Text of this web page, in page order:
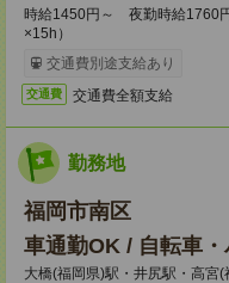
時給1450円～ 夜勤時給1760
×15h）
交通費別途支給あり
交通費 交通費全額支給
勤務地
福岡市南区
車通勤OK / 自転車
大橋(福岡県)駅・井尻駅・高